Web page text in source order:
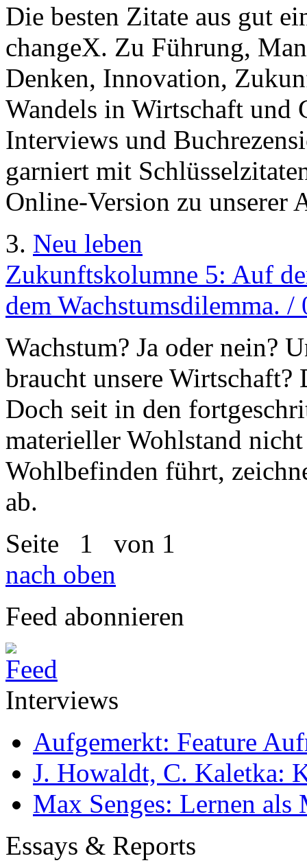
Die besten Zitate aus gut
changeX. Zu Führung,
Denken, Innovation,
Wandels in Wirtschaft und
Interviews und
garniert mit
Online-Version zu unserer
3. Neu leben
Zukunftskolumne 5: Auf
dem Wachstumsdilemma. /
Wachstum? Ja oder nein?
braucht unsere Wirtschaft?
Doch seit in den
materieller Wohlstand
Wohlbefinden führt,
ab.
Seite 1 von 1
nach oben
Feed abonnieren
Interviews
Aufgemerkt: Feature
J. Howaldt, C. Kaletka:
Max Senges: Lernen als
Essays & Reports